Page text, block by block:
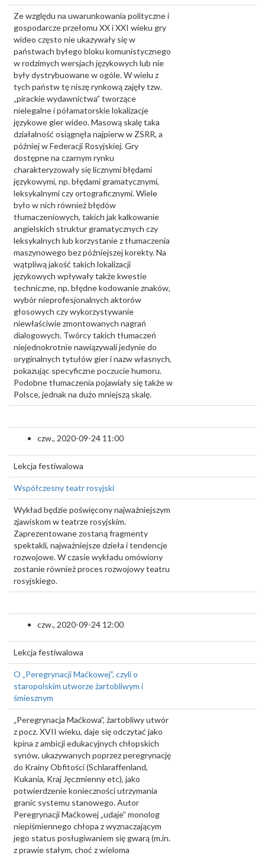
Ze względu na uwarunkowania polityczne i
gospodarcze przełomu XX i XXI wieku gry
wideo często nie ukazywały się w
państwach byłego bloku komunistycznego
w rodzimych wersjach językowych lub nie
były dystrybuowane w ogóle. W wielu z
tych państw tę niszę rynkową zajęły tzw.
„pirackie wydawnictwa” tworzące
nielegalne i półamatorskie lokalizacje
językowe gier wideo. Masową skalę taka
działalność osiągnęła najpierw w ZSRR, a
później w Federacji Rosyjskiej. Gry
dostępne na czarnym rynku
charakteryzowały się licznymi błędami
językowymi, np. błędami gramatycznymi,
leksykalnymi czy ortograficznymi. Wiele
było w nich również błędów
tłumaczeniowych, takich jak kalkowanie
angielskich struktur gramatycznych czy
leksykalnych lub korzystanie z tłumaczenia
maszynowego bez późniejszej korekty. Na
wątpliwą jakość takich lokalizacji
językowych wpływały także kwestie
techniczne, np. błędne kodowanie znaków,
wybór nieprofesjonalnych aktorów
głosowych czy wykorzystywanie
niewłaściwie zmontowanych nagrań
dialogowych. Twórcy takich tłumaczeń
niejednokrotnie nawiązywali jedynie do
oryginalnych tytułów gier i nazw własnych,
pokazując specyficzne poczucie humoru.
Podobne tłumaczenia pojawiały się także w
Polsce, jednak na dużo mniejszą skalę.
czw., 2020-09-24 11:00
Lekcja festiwalowa
Współczesny teatr rosyjski
Wykład będzie poświęcony najważniejszym
zjawiskom w teatrze rosyjskim.
Zaprezentowane zostaną fragmenty
spektakli, najważniejsze dzieła i tendencje
rozwojowe. W czasie wykładu omówiony
zostanie również proces rozwojowy teatru
rosyjskiego.
czw., 2020-09-24 12:00
Lekcja festiwalowa
O „Peregrynacji Maćkowej”, czyli o
staropolskim utworze żartobliwym i
śmiesznym
„Peregrynacja Maćkowa”, żartobliwy utwór
z pocz. XVII wieku, daje się odczytać jako
kpina z ambicji edukacyjnych chłopskich
synów, ukazywanych poprzez peregrynację
do Krainy Obfitości (Schlaraffenland,
Kukania, Kraj Jęczmienny etc), jako
potwierdzenie konieczności utrzymania
granic systemu stanowego. Autor
Peregrynacji Maćkowej „udaje” monolog
niepiśmiennego chłopa z wyznaczającym
jego status posługiwaniem się gwarą (m.in.
z prawie stałym, choć z wieloma